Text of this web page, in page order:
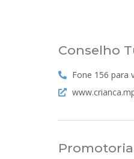
Conselho
Fone 156 para